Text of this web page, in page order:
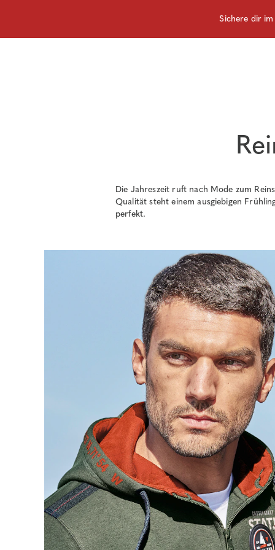
Sichere dir
Die Jahreszeit ruft nach Mode zum
Qualität steht einem ausgiebigen
perfekt.